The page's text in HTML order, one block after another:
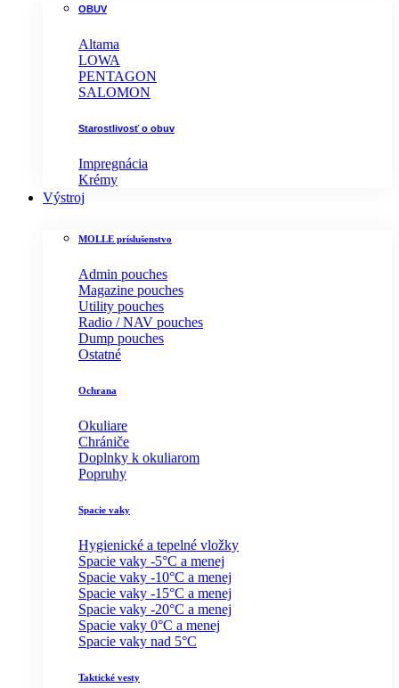
OBUV
Altama
LOWA
PENTAGON
SALOMON
Starostlivosť o obuv
Impregnácia
Krémy
Výstroj
MOLLE príslušenstvo
Admin pouches
Magazine pouches
Utility pouches
Radio / NAV pouches
Dump pouches
Ostatné
Ochrana
Okuliare
Chrániče
Doplnky k okuliarom
Popruhy
Spacie vaky
Hygienické a tepelné vložky
Spacie vaky -5°C a menej
Spacie vaky -10°C a menej
Spacie vaky -15°C a menej
Spacie vaky -20°C a menej
Spacie vaky 0°C a menej
Spacie vaky nad 5°C
Taktické vesty